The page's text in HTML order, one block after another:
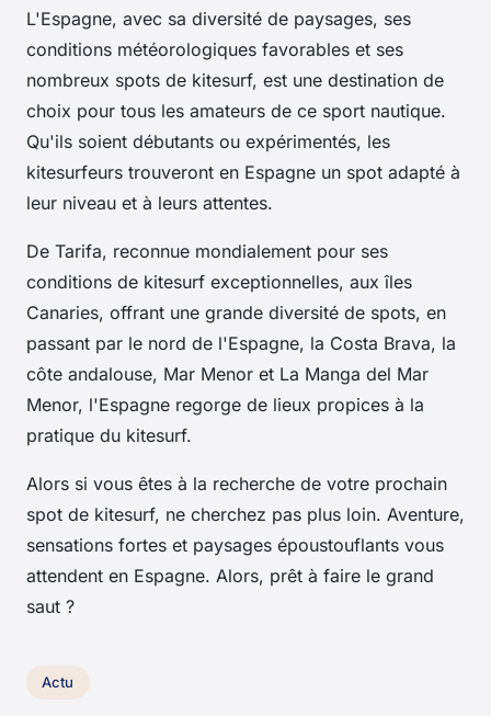
L'Espagne, avec sa diversité de paysages, ses
conditions météorologiques favorables et ses
nombreux spots de kitesurf, est une destination de
choix pour tous les amateurs de ce sport nautique.
Qu'ils soient débutants ou expérimentés, les
kitesurfeurs trouveront en Espagne un spot adapté à
leur niveau et à leurs attentes.
De Tarifa, reconnue mondialement pour ses
conditions de kitesurf exceptionnelles, aux îles
Canaries, offrant une grande diversité de spots, en
passant par le nord de l'Espagne, la Costa Brava, la
côte andalouse, Mar Menor et La Manga del Mar
Menor, l'Espagne regorge de lieux propices à la
pratique du kitesurf.
Alors si vous êtes à la recherche de votre prochain
spot de kitesurf, ne cherchez pas plus loin. Aventure,
sensations fortes et paysages époustouflants vous
attendent en Espagne. Alors, prêt à faire le grand
saut ?
Actu